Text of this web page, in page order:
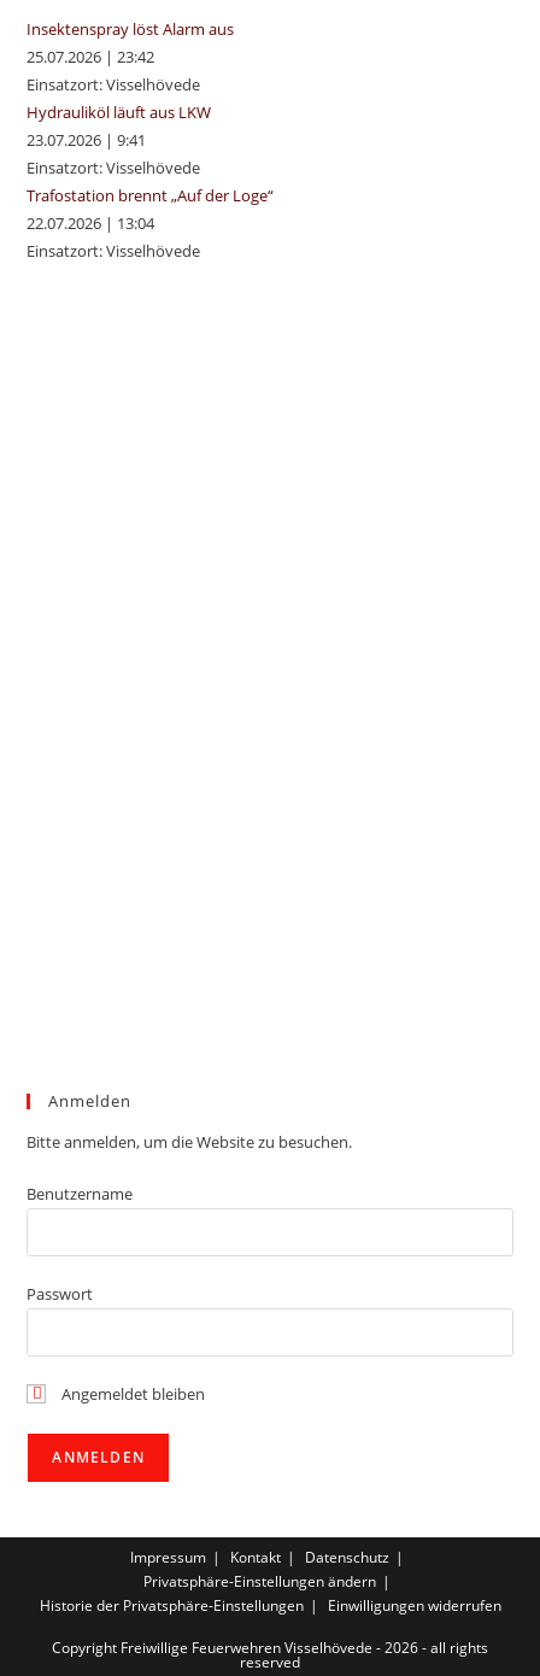
Insektenspray löst Alarm aus
25.07.2026 |23:42
Einsatzort: Visselhövede
Hydrauliköl läuft aus LKW
23.07.2026 |9:41
Einsatzort: Visselhövede
Trafostation brennt „Auf der Loge“
22.07.2026 | 13:04
Einsatzort: Visselhövede
Anmelden
Bitte anmelden, um die Website zu besuchen.
Benutzername
Passwort
Angemeldet bleiben
Impressum Kontakt
Datenschutz
Privatsphäre-Einstellungen ändern
Historie der Privatsphäre-Einstellungen
Einwilligungen widerrufen
Copyright Freiwillige Feuerwehren Visselhövede - 2026 - all rights
reserved